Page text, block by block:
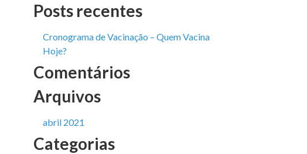
Posts recentes
Cronograma de Vacinação – Quem Vacina
Hoje?
Comentários
Arquivos
abril 2021
Categorias